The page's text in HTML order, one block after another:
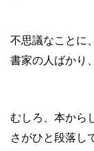
不思議なことに
書家の人ばかり
むしろ、本から
さがひと段落し